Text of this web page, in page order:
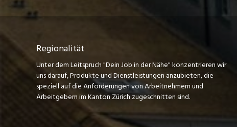
Regionalität
Unter dem Leitspruch "Dein Job in der Nähe" konzentrieren wir
uns darauf, Produkte und Dienstleistungen anzubieten, die
speziell auf die Anforderungen von Arbeitnehmern und
Arbeitgebern im Kanton Zürich zugeschnitten sind.